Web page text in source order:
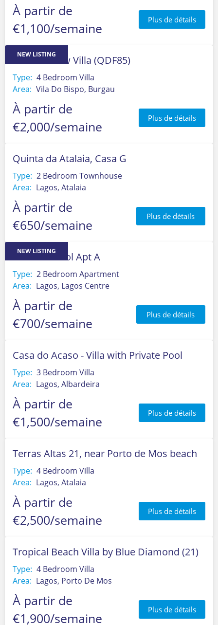
À partir de
€1,100/semaine
Plus de détails
NEW LISTING
Atlantic View Villa (QDF85)
Type: 4 Bedroom Villa
Area: Vila Do Bispo, Burgau
À partir de
€2,000/semaine
Plus de détails
Quinta da Atalaia, Casa G
Type: 2 Bedroom Townhouse
Area: Lagos, Atalaia
À partir de
€650/semaine
Plus de détails
NEW LISTING
Beco do Paiol Apt A
Type: 2 Bedroom Apartment
Area: Lagos, Lagos Centre
À partir de
€700/semaine
Plus de détails
Casa do Acaso - Villa with Private Pool
Type: 3 Bedroom Villa
Area: Lagos, Albardeira
À partir de
€1,500/semaine
Plus de détails
Terras Altas 21, near Porto de Mos beach
Type: 4 Bedroom Villa
Area: Lagos, Atalaia
À partir de
€2,500/semaine
Plus de détails
Tropical Beach Villa by Blue Diamond (21)
Type: 4 Bedroom Villa
Area: Lagos, Porto De Mos
À partir de
€1,900/semaine
Plus de détails